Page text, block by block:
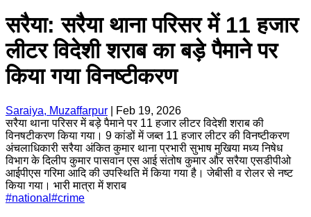
सरैया: सरैया थाना परिसर में 11 हजार
लीटर विदेशी शराब का बड़े पैमाने पर
किया गया विनष्टीकरण
Saraiya, Muzaffarpur
Feb 19, 2026
सरैया थाना परिसर में बड़े पैमाने पर 11 हजार लीटर विदेशी शराब की
विनषटीकरण किया गया। 9 कांडों में जब्त 11 हजार लीटर की विनष्टीकरण
अंचलाधिकारी सरैया अंकित कुमार थाना प्रभारी सुभाष मुखिया मध्य निषेध
विभाग के दिलीप कुमार पासवान एस आई संतोष कुमार और सरैया एसडीपीओ
आईपीएस गरिमा आदि की उपस्थिति में किया गया है। जेबीसी व रोलर से नष्ट
किया गया। भारी मात्रा में शराब
#national #crime